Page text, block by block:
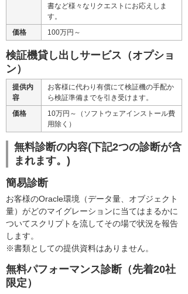
書など様々なリクエストにお応えしま
す。
価格
100万円～
検証機貸し出しサービス（オプショ
ン）
提供内
容
お客様に代わり有償にて検証機の手配か
ら検証準備までを引き受けます。
価格
10万円～（ソフトウェアインストール費
用除く）
無料診断の内容(下記2つの診断が含
まれます。)
簡易診断
お客様のOracle環境（データ量、オブジェクト
量）がどのマイグレーションに当てはまるかに
ついてスクリプトを流してその場で状況を報告
します。
※書類としての提供資料はありません。
無料パフォーマンス診断（先着20社
限定）